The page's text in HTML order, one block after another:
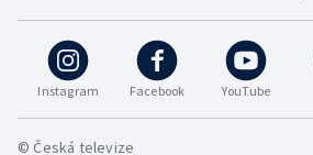
Instagram Facebook YouTube
© Česká televize